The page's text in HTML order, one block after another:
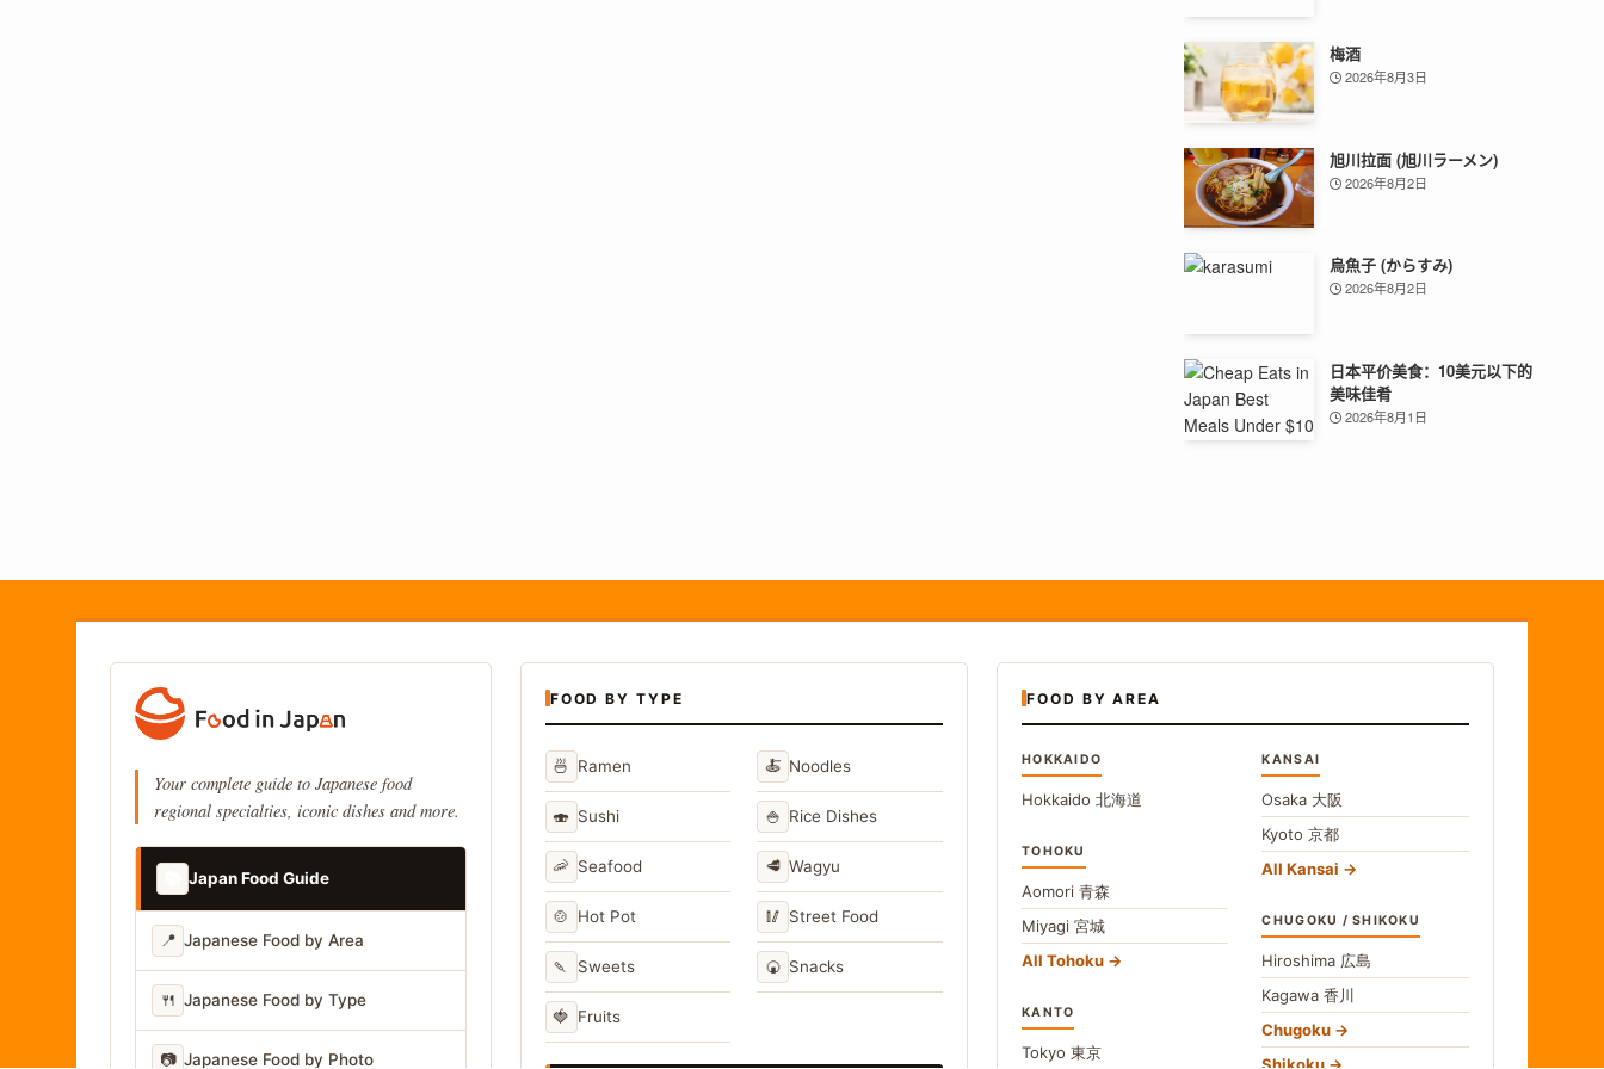
梅酒
2026年8月3日
旭川拉面 (旭川ラーメン)
2026年8月2日
烏魚子 (からすみ)
2026年8月2日
日本平价美食：10美元以下的
美味佳肴
2026年8月1日
Your complete guide to Japanese food
regional specialties, iconic dishes and more.
Japan Food Guide
📍 Japanese Food by Area
🍴 Japanese Food by Type
📷 Japanese Food by Photo
FOOD BY TYPE
🍜 Ramen 🍝 Noodles
🍣 Sushi 🍚 Rice Dishes
🦐 Seafood 🥩 Wagyu
🍲 Hot Pot 🥢 Street Food
🍡 Sweets 🍘 Snacks
🍓 Fruits
FOOD BY AREA
HOKKAIDO
Hokkaido 北海道
TOHOKU
Aomori 青森
Miyagi 宮城
All Tohoku
KANTO
Tokyo 東京
KANSAI
Osaka 大阪
Kyoto京都
All Kansai
CHUGOKU / SHIKOKU
Hiroshima 広島
Kagawa香川
Chugoku
Shikoku